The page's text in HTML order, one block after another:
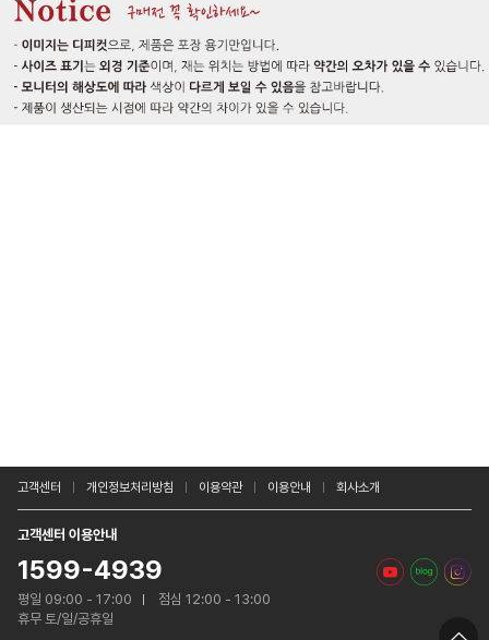
고객센터 개인정보처리방침 이용약관 이용안내 회사소개
고객센터 이용안내
1599-4939
평일 09:00 - 17:00
점심 12:00 - 13:00
휴무 토/일/공휴일